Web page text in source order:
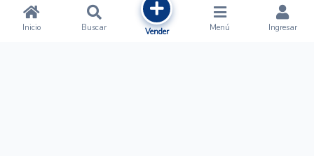
Inicio Buscar Vender Menú Ingresar